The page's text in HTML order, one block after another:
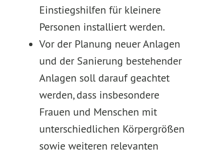
Einstiegshilfen für kleinere
Personen installiert werden.
Vor der Planung neuer Anlagen
und der Sanierung bestehender
Anlagen soll darauf geachtet
werden, dass insbesondere
Frauen und Menschen mit
unterschiedlichen Körpergrößen
sowie weiteren relevanten